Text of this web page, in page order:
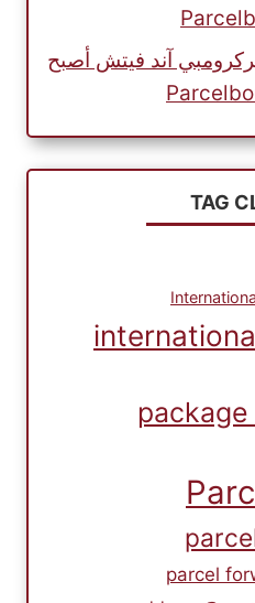
آند فيتش أصبح
TAG
parcel